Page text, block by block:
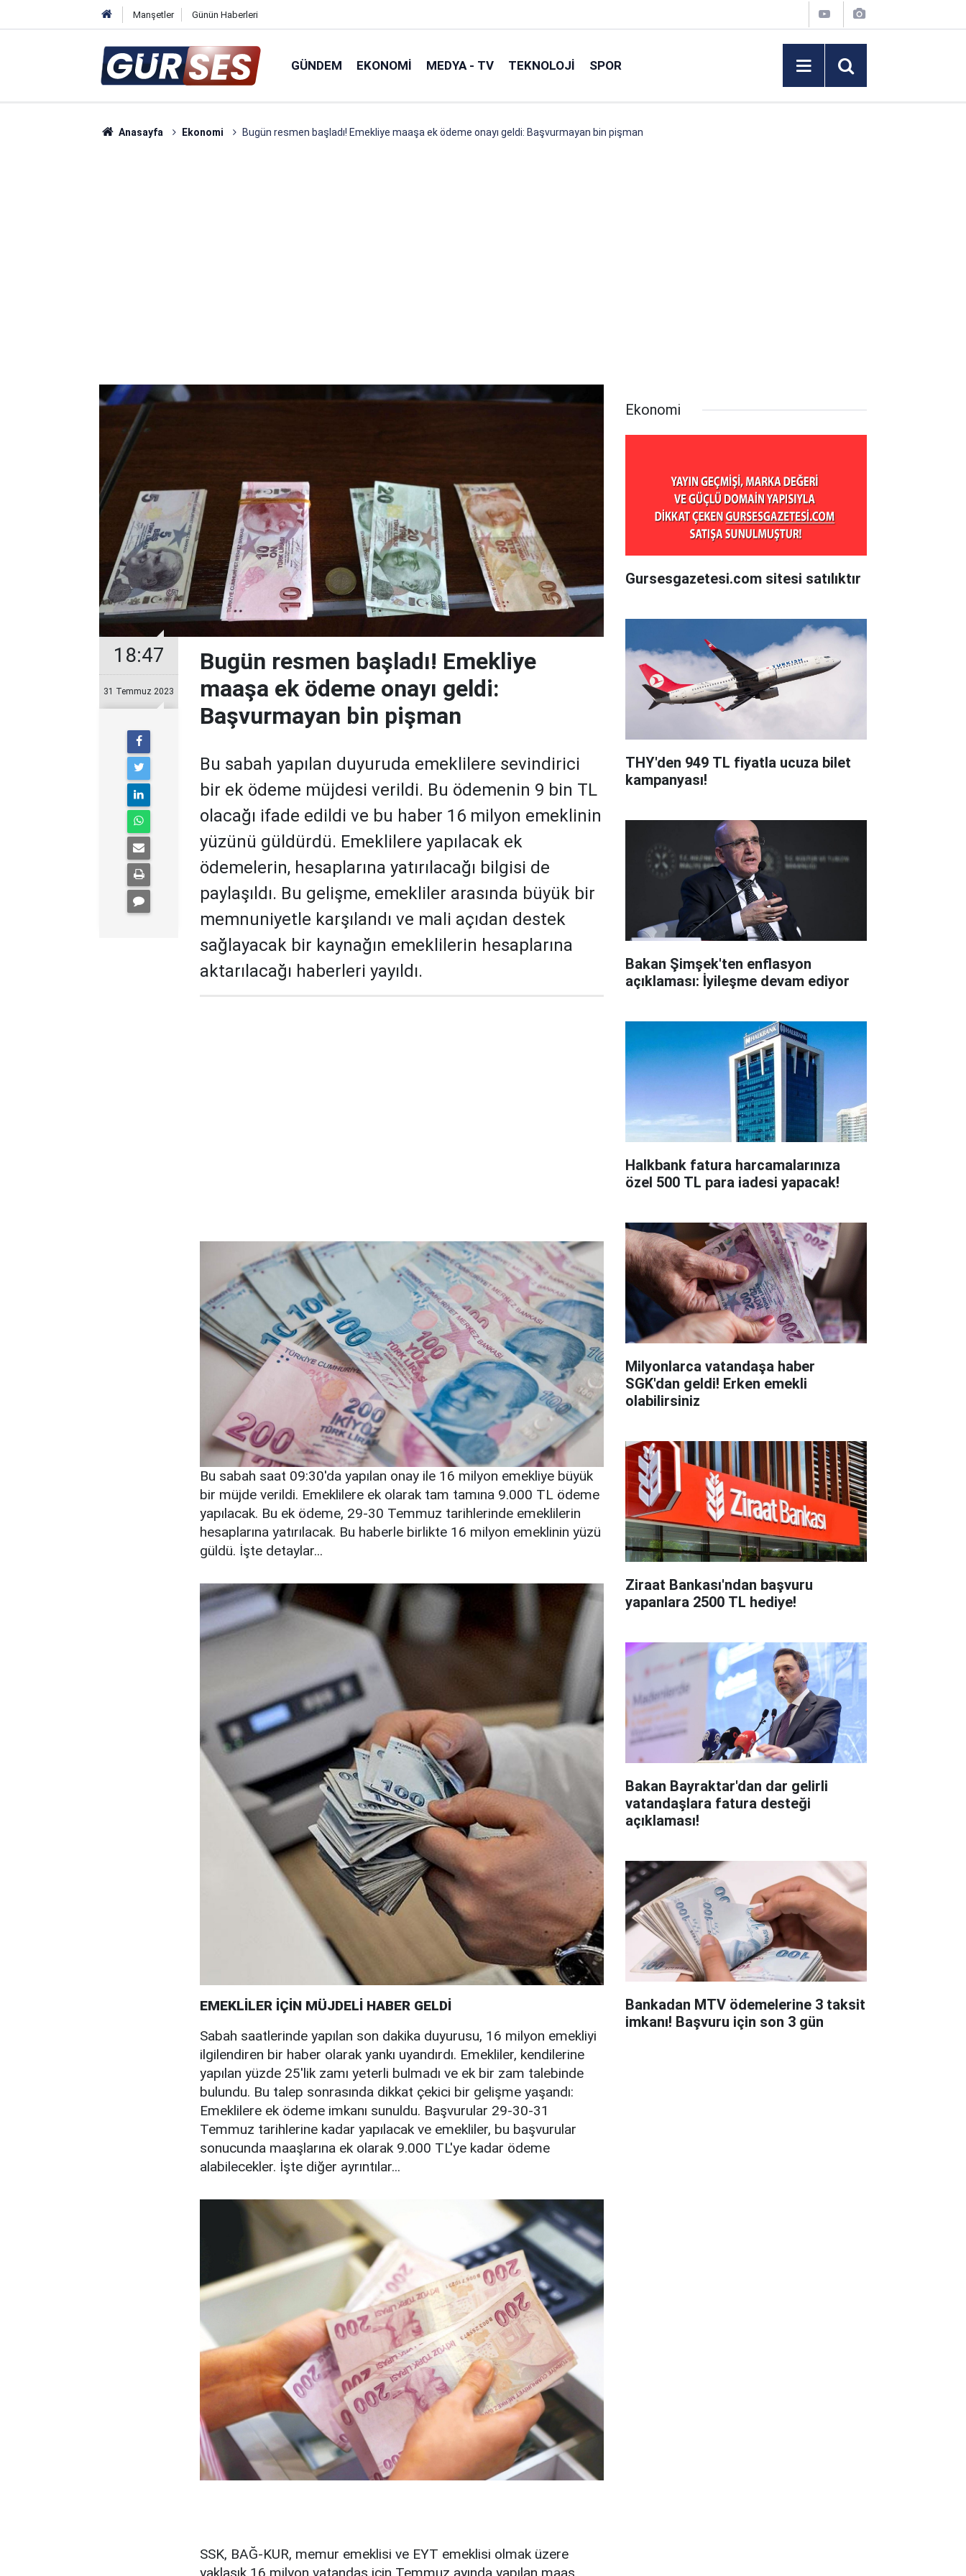
Manşetler Günün Haberleri
GÜNDEM EKONOMI MEDYA - TV TEKNOLOJI SPOR
Anasayfa Ekonomi Bugün resmen başladı! Emekliye maaşa ek ödeme onayı geldi: Başvurmayan bin pişman
18:47
31 Temmuz 2023
Bugün resmen başladı! Emekliye
maaşa ek ödeme onayı geldi:
Başvurmayan bin pişman
Bu sabah yapılan duyuruda emeklilere sevindirici
bir ek ödeme müjdesi verildi. Bu ödemenin 9 bin TL
olacağı ifade edildi ve bu haber 16 milyon emeklinin
yüzünü güldürdü. Emeklilere yapılacak ek
ödemelerin, hesaplarına yatırılacağı bilgisi de
paylaşıldı. Bu gelişme, emekliler arasında büyük bir
memnuniyetle karşılandı ve mali açıdan destek
sağlayacak bir kaynağın emeklilerin hesaplarına
aktarılacağı haberleri yayıldı.
Bu sabah saat 09:30'da yapılan onay ile 16 milyon emekliye büyük
bir müjde verildi. Emeklilere ek olarak tam tamına 9.000 TL ödeme
yapılacak. Bu ek ödeme, 29-30 Temmuz tarihlerinde emeklilerin
hesaplarına yatırılacak. Bu haberle birlikte 16 milyon emeklinin yüzü
güldü. İşte detaylar...
EMEKLİLER İÇİN MÜJDELİ HABER GELDİ
Sabah saatlerinde yapılan son dakika duyurusu, 16 milyon emekliyi
ilgilendiren bir haber olarak yankı uyandırdı. Emekliler, kendilerine
yapılan yüzde 25'lik zamı yeterli bulmadı ve ek bir zam talebinde
bulundu. Bu talep sonrasında dikkat çekici bir gelişme yaşandı:
Emeklilere ek ödeme imkanı sunuldu. Başvurular 29-30-31
Temmuz tarihlerine kadar yapılacak ve emekliler, bu başvurular
sonucunda maaşlarına ek olarak 9.000 TL'ye kadar ödeme
alabilecekler. İşte diğer ayrıntılar...
SSK, BAĞ-KUR, memur emeklisi ve EYT emeklisi olmak üzere
Ekonomi
Gursesgazetesi.com sitesi satılıktır
THY'den 949 TL fiyatla ucuza bilet
kampanyası!
Bakan Şimşek'ten enflasyon
açıklaması: İyileşme devam ediyor
Halkbank fatura harcamalarınıza
özel 500 TL para iadesi yapacak!
Milyonlarca vatandaşa haber
SGK'dan geldi! Erken emekli
olabilirsiniz
Ziraat Bankası'ndan başvuru
yapanlara 2500 TL hediye!
Bakan Bayraktar'dan dar gelirli
vatandaşlara fatura desteği
açıklaması!
Bankadan MTV ödemelerine 3 taksit
imkanı! Başvuru için son 3 gün